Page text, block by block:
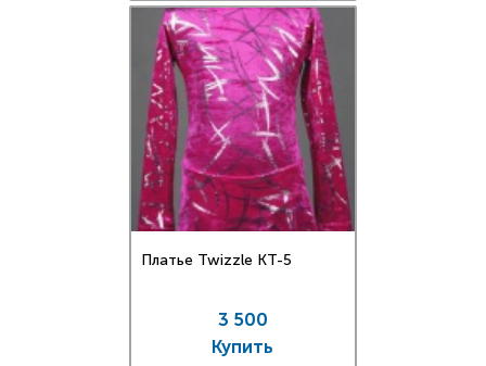
Платье Twizzle КT-5
3 500
Купить